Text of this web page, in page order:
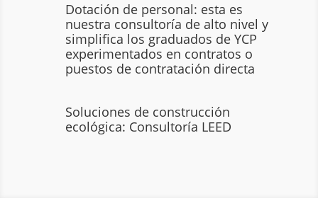
Dotación de personal: esta es
nuestra consultoría de alto nivel y
simplifica los graduados de YCP
experimentados en contratos o
puestos de contratación directa
Soluciones de construcción
ecológica: Consultoría LEED